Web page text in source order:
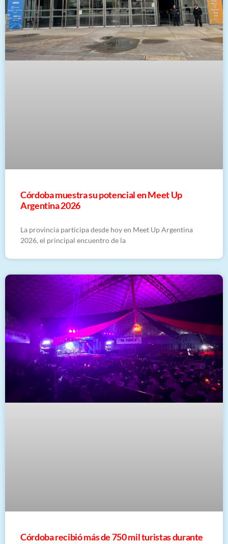
Córdoba muestra su potencial en Meet Up
Argentina 2026
La provincia participa desde hoy en Meet Up Argentina
2026, el principal encuentro de la
Córdoba recibió más de 750 mil turistas durante